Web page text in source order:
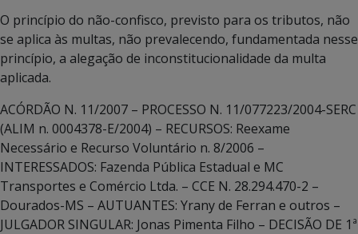
O princípio do não-confisco, previsto para os tributos, não
se aplica às multas, não prevalecendo, fundamentada nesse
princípio, a alegação de inconstitucionalidade da multa
aplicada.
ACÓRDÃO N. 11/2007 – PROCESSO N. 11/077223/2004-SERC
(ALIM n. 0004378-E/2004) – RECURSOS: Reexame
Necessário e Recurso Voluntário n. 8/2006 –
INTERESSADOS: Fazenda Pública Estadual e MC
Transportes e Comércio Ltda. – CCE N. 28.294.470-2 –
Dourados-MS – AUTUANTES: Yrany de Ferran e outros –
JULGADOR SINGULAR: Jonas Pimenta Filho – DECISÃO DE 1ª